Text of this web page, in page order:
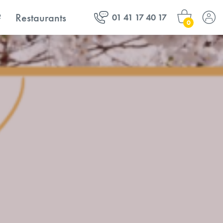
Restaurants 01 41 17 40 17 0